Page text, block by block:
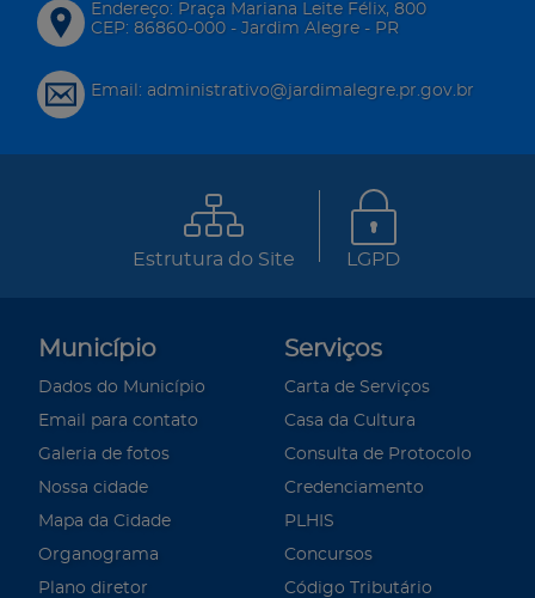
Endereço: Praça Mariana Leite Félix, 800
CEP: 86860-000 - Jardim Alegre - PR
Email: administrativo@jardimalegre.pr.gov.br
Estrutura do Site LGPD
Município
Dados do Município
Email para contato
Galeria de fotos
Nossa cidade
Mapa da Cidade
Organograma
Plano diretor
Serviços
Carta de Serviços
Casa da Cultura
Consulta de Protocolo
Credenciamento
PLHIS
Concursos
Código Tributário